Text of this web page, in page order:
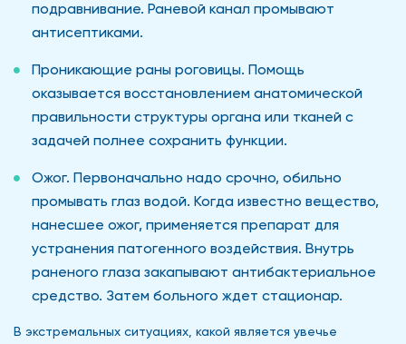
подравнивание. Раневой канал промывают
антисептиками.
Проникающие раны роговицы. Помощь
оказывается восстановлением анатомической
правильности структуры органа или тканей с
задачей полнее сохранить функции.
Ожог. Первоначально надо срочно, обильно
промывать глаз водой. Когда известно вещество,
нанесшее ожог, применяется препарат для
устранения патогенного воздействия. Внутрь
раненого глаза закапывают антибактериальное
средство. Затем больного ждет стационар.
В экстремальных ситуациях, какой является увечье